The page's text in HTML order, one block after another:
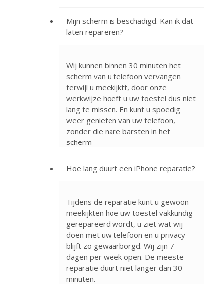
Mijn scherm is beschadigd. Kan ik dat
laten repareren?
Wij kunnen binnen 30 minuten het
scherm van u telefoon vervangen
terwijl u meekijktt, door onze
werkwijze hoeft u uw toestel dus niet
lang te missen. En kunt u spoedig
weer genieten van uw telefoon,
zonder die nare barsten in het
scherm
Hoe lang duurt een iPhone reparatie?
Tijdens de reparatie kunt u gewoon
meekijkten hoe uw toestel vakkundig
gerepareerd wordt, u ziet wat wij
doen met uw telefoon en u privacy
blijft zo gewaarborgd. Wij zijn 7
dagen per week open. De meeste
reparatie duurt niet langer dan 30
minuten.